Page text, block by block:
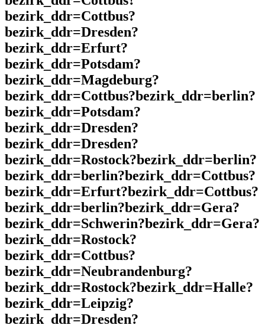
bezirk_ddr=Cottbus?
bezirk_ddr=Dresden?
bezirk_ddr=Erfurt?
bezirk_ddr=Potsdam?
bezirk_ddr=Magdeburg?
bezirk_ddr=Cottbus?bezirk_ddr=berlin?
bezirk_ddr=Potsdam?
bezirk_ddr=Dresden?
bezirk_ddr=Dresden?
bezirk_ddr=Rostock?bezirk_ddr=berlin?
bezirk_ddr=berlin?bezirk_ddr=Cottbus?
bezirk_ddr=Erfurt?bezirk_ddr=Cottbus?
bezirk_ddr=berlin?bezirk_ddr=Gera?
bezirk_ddr=Schwerin?bezirk_ddr=Gera?
bezirk_ddr=Rostock?
bezirk_ddr=Cottbus?
bezirk_ddr=Neubrandenburg?
bezirk_ddr=Rostock?bezirk_ddr=Halle?
bezirk_ddr=Leipzig?
bezirk_ddr=Dresden?